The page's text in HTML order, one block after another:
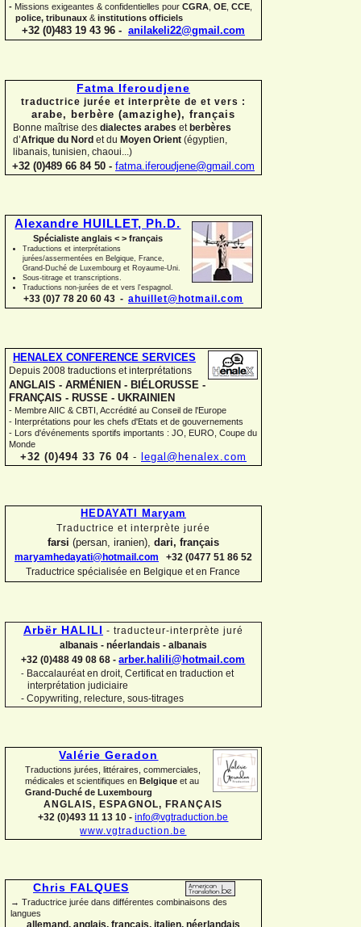
- Missions exigeantes & confidentielles pour CGRA OE CCE
police, tribunaux & institutions officiels
+32 (0)483 19 43 96 - anilakeli22@gmail.com
Fatma Iferoudjene
traductrice jurée et interprète de et vers :
arabe, berbère (amazighe), français
Bonne maîtrise des dialectes arabes et berbères
d’Afrique du Nord et du Moyen Orient (égyptien,
libanais, tunisien, chaoui...)
+32 (0)489 66 84 50 - fatma.iferoudjene@gmail.com
Alexandre HUILLET, Ph.D.
Spécialiste anglais < > français
Traductions et interprétations
jurées/assermentées en Belgique, France,
Grand-Duché de Luxembourg et Royaume-Uni.
Sous-titrage et transcriptions.
Traductions non-jurées de et vers l'espagnol.
+33 (0)7 78 20 60 43 - ahuillet@hotmail.com
HENALEX CONFERENCE SERVICES
Depuis 2008 traductions et interprétations
ANGLAIS - ARMÉNIEN - BIÉLORUSSE -
FRANÇAIS - RUSSE - UKRAINIEN
- Membre AIIC & CBTI, Accrédité au Conseil de l'Europe
- Interprétations pour les chefs d'Etats et de gouvernements
- Lors d'événements sportifs importants : JO, EURO, Coupe du
Monde
+32 (0)494 33 76 04 - legal@henalex.com
HEDAYATI Maryam
Traductrice et interprète jurée
farsi (persan, iranien), dari, français
maryamhedayati@hotmail.com +32 (0477 51 86 52
Traductrice spécialisée en Belgique et en France
Arbër HALILI - traducteur-interprète juré
albanais - néerlandais - albanais
+32 (0)488 49 08 68 - arber.halili@hotmail.com
- Baccalauréat en droit, Certificat en traduction et
interprétation judiciaire
- Copywriting, relecture, sous-titrages
Valérie Geradon
Traductions jurées, littéraires, commerciales,
médicales et scientifiques en Belgique et au
Grand-Duché de Luxembourg
ANGLAIS, ESPAGNOL, FRANÇAIS
+32 (0)493 11 13 10 - info@vgtraduction.be
www.vgtraduction.be
Chris FALQUES
→ Traductrice jurée dans différentes combinaisons des
langues
allemand, anglais, français, italien, néerlandais